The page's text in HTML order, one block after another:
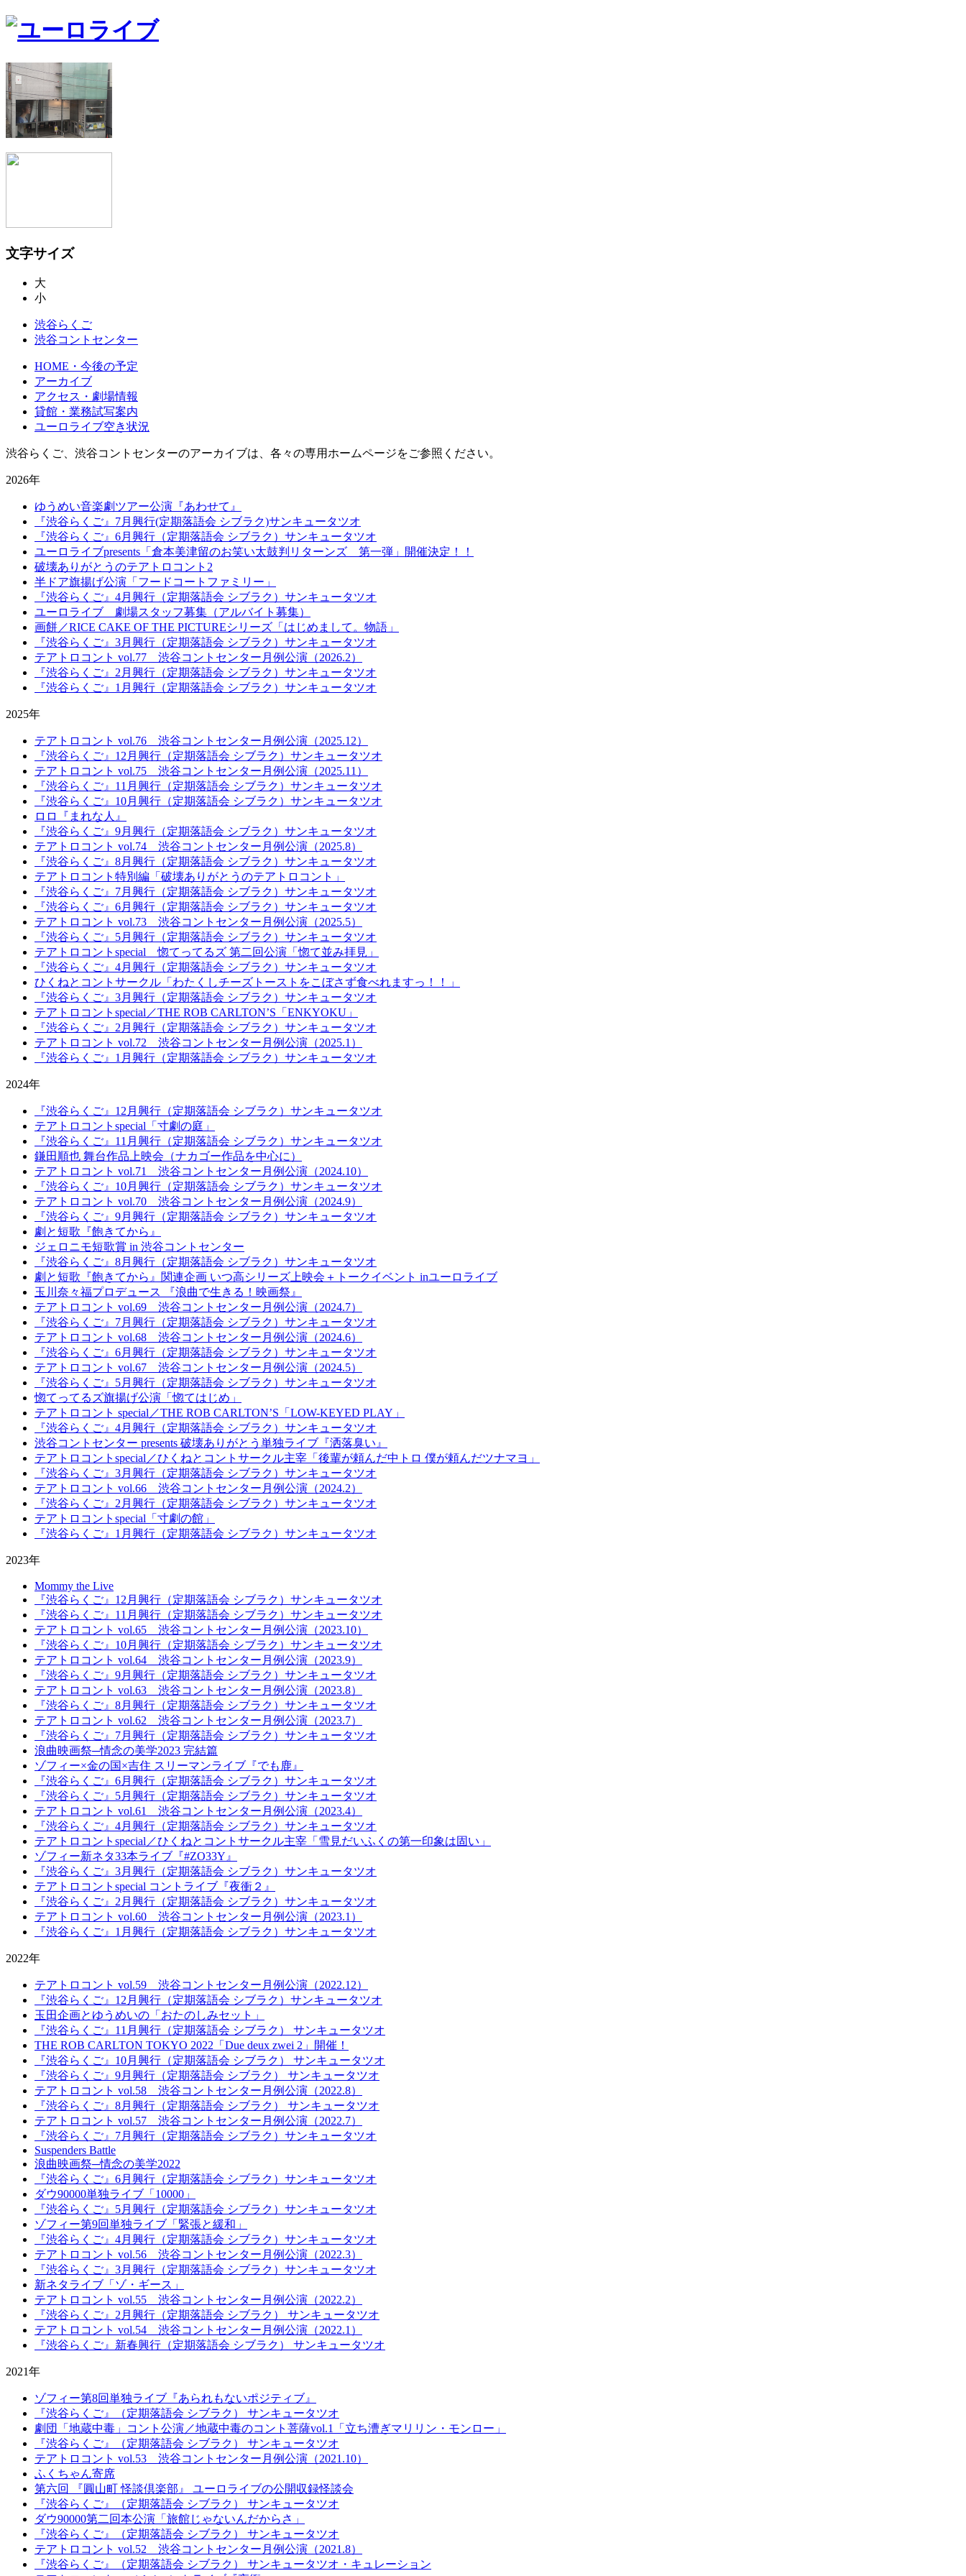
文字サイズ
大
小
渋谷らくご
渋谷コントセンター
HOME・今後の予定
アーカイブ
アクセス・劇場情報
貸館・業務試写案内
ユーロライブ空き状況
渋谷らくご、渋谷コントセンターのアーカイブは、各々の専用ホームページをご参照ください。
2026年
ゆうめい音楽劇ツアー公演『あわせて』
『渋谷らくご』7月興行(定期落語会 シブラク)サンキュータツオ
『渋谷らくご』6月興行（定期落語会 シブラク）サンキュータツオ
ユーロライブpresents「倉本美津留のお笑い太鼓判リターンズ 第一弾」開催決定！！
破壊ありがとうのテアトロコント2
半ドア旗揚げ公演「フードコートファミリー」
『渋谷らくご』4月興行（定期落語会 シブラク）サンキュータツオ
ユーロライブ 劇場スタッフ募集（アルバイト募集）
画餅／RICE CAKE OF THE PICTUREシリーズ「はじめまして。物語」
『渋谷らくご』3月興行（定期落語会 シブラク）サンキュータツオ
テアトロコント vol.77 渋谷コントセンター月例公演（2026.2）
『渋谷らくご』2月興行（定期落語会 シブラク）サンキュータツオ
『渋谷らくご』1月興行（定期落語会 シブラク）サンキュータツオ
2025年
テアトロコント vol.76 渋谷コントセンター月例公演（2025.12）
『渋谷らくご』12月興行（定期落語会 シブラク）サンキュータツオ
テアトロコント vol.75 渋谷コントセンター月例公演（2025.11）
『渋谷らくご』11月興行（定期落語会 シブラク）サンキュータツオ
『渋谷らくご』10月興行（定期落語会 シブラク）サンキュータツオ
ロロ『まれな人』
『渋谷らくご』9月興行（定期落語会 シブラク）サンキュータツオ
テアトロコント vol.74 渋谷コントセンター月例公演（2025.8）
『渋谷らくご』8月興行（定期落語会 シブラク）サンキュータツオ
テアトロコント特別編「破壊ありがとうのテアトロコント」
『渋谷らくご』7月興行（定期落語会 シブラク）サンキュータツオ
『渋谷らくご』6月興行（定期落語会 シブラク）サンキュータツオ
テアトロコント vol.73 渋谷コントセンター月例公演（2025.5）
『渋谷らくご』5月興行（定期落語会 シブラク）サンキュータツオ
テアトロコントspecial 惚てってるズ 第二回公演「惚て並み拝見」
『渋谷らくご』4月興行（定期落語会 シブラク）サンキュータツオ
ひくねとコントサークル「わたくしチーズトーストをこぼさず食べれますっ！！」
『渋谷らくご』3月興行（定期落語会 シブラク）サンキュータツオ
テアトロコントspecial／THE ROB CARLTON’S「ENKYOKU」
『渋谷らくご』2月興行（定期落語会 シブラク）サンキュータツオ
テアトロコント vol.72 渋谷コントセンター月例公演（2025.1）
『渋谷らくご』1月興行（定期落語会 シブラク）サンキュータツオ
2024年
『渋谷らくご』12月興行（定期落語会 シブラク）サンキュータツオ
テアトロコントspecial「寸劇の庭」
『渋谷らくご』11月興行（定期落語会 シブラク）サンキュータツオ
鎌田順也 舞台作品上映会（ナカゴー作品を中心に）
テアトロコント vol.71 渋谷コントセンター月例公演（2024.10）
『渋谷らくご』10月興行（定期落語会 シブラク）サンキュータツオ
テアトロコント vol.70 渋谷コントセンター月例公演（2024.9）
『渋谷らくご』9月興行（定期落語会 シブラク）サンキュータツオ
劇と短歌『飽きてから』
ジェロニモ短歌賞 in 渋谷コントセンター
『渋谷らくご』8月興行（定期落語会 シブラク）サンキュータツオ
劇と短歌『飽きてから』関連企画 いつ高シリーズ上映会＋トークイベント inユーロライブ
玉川奈々福プロデュース 『浪曲で生きる！映画祭』
テアトロコント vol.69 渋谷コントセンター月例公演（2024.7）
『渋谷らくご』7月興行（定期落語会 シブラク）サンキュータツオ
テアトロコント vol.68 渋谷コントセンター月例公演（2024.6）
『渋谷らくご』6月興行（定期落語会 シブラク）サンキュータツオ
テアトロコント vol.67 渋谷コントセンター月例公演（2024.5）
『渋谷らくご』5月興行（定期落語会 シブラク）サンキュータツオ
惚てってるズ旗揚げ公演「惚てはじめ」
テアトロコント special／THE ROB CARLTON’S「LOW-KEYED PLAY」
『渋谷らくご』4月興行（定期落語会 シブラク）サンキュータツオ
渋谷コントセンター presents 破壊ありがとう単独ライブ『洒落臭い』
テアトロコントspecial／ひくねとコントサークル主宰「後輩が頼んだ中トロ 僕が頼んだツナマヨ」
『渋谷らくご』3月興行（定期落語会 シブラク）サンキュータツオ
テアトロコント vol.66 渋谷コントセンター月例公演（2024.2）
『渋谷らくご』2月興行（定期落語会 シブラク）サンキュータツオ
テアトロコントspecial「寸劇の館」
『渋谷らくご』1月興行（定期落語会 シブラク）サンキュータツオ
2023年
Mommy the Live
『渋谷らくご』12月興行（定期落語会 シブラク）サンキュータツオ
『渋谷らくご』11月興行（定期落語会 シブラク）サンキュータツオ
テアトロコント vol.65 渋谷コントセンター月例公演（2023.10）
『渋谷らくご』10月興行（定期落語会 シブラク）サンキュータツオ
テアトロコント vol.64 渋谷コントセンター月例公演（2023.9）
『渋谷らくご』9月興行（定期落語会 シブラク）サンキュータツオ
テアトロコント vol.63 渋谷コントセンター月例公演（2023.8）
『渋谷らくご』8月興行（定期落語会 シブラク）サンキュータツオ
テアトロコント vol.62 渋谷コントセンター月例公演（2023.7）
『渋谷らくご』7月興行（定期落語会 シブラク）サンキュータツオ
浪曲映画祭─情念の美学2023 完結篇
ゾフィー×金の国×吉住 スリーマンライブ『でも鹿』
『渋谷らくご』6月興行（定期落語会 シブラク）サンキュータツオ
『渋谷らくご』5月興行（定期落語会 シブラク）サンキュータツオ
テアトロコント vol.61 渋谷コントセンター月例公演（2023.4）
『渋谷らくご』4月興行（定期落語会 シブラク）サンキュータツオ
テアトロコントspecial／ひくねとコントサークル主宰「雪見だいふくの第一印象は固い」
ゾフィー新ネタ33本ライブ『#ZO33Y』
『渋谷らくご』3月興行（定期落語会 シブラク）サンキュータツオ
テアトロコントspecial コントライブ『夜衝２』
『渋谷らくご』2月興行（定期落語会 シブラク）サンキュータツオ
テアトロコント vol.60 渋谷コントセンター月例公演（2023.1）
『渋谷らくご』1月興行（定期落語会 シブラク）サンキュータツオ
2022年
テアトロコント vol.59 渋谷コントセンター月例公演（2022.12）
『渋谷らくご』12月興行（定期落語会 シブラク）サンキュータツオ
玉田企画とゆうめいの「おたのしみセット」
『渋谷らくご』11月興行（定期落語会 シブラク） サンキュータツオ
THE ROB CARLTON TOKYO 2022「Due deux zwei 2」開催！
『渋谷らくご』10月興行（定期落語会 シブラク） サンキュータツオ
『渋谷らくご』9月興行（定期落語会 シブラク） サンキュータツオ
テアトロコント vol.58 渋谷コントセンター月例公演（2022.8）
『渋谷らくご』8月興行（定期落語会 シブラク） サンキュータツオ
テアトロコント vol.57 渋谷コントセンター月例公演（2022.7）
『渋谷らくご』7月興行（定期落語会 シブラク）サンキュータツオ
Suspenders Battle
浪曲映画祭─情念の美学2022
『渋谷らくご』6月興行（定期落語会 シブラク）サンキュータツオ
ダウ90000単独ライブ「10000」
『渋谷らくご』5月興行（定期落語会 シブラク）サンキュータツオ
ゾフィー第9回単独ライブ「緊張と緩和」
『渋谷らくご』4月興行（定期落語会 シブラク）サンキュータツオ
テアトロコント vol.56 渋谷コントセンター月例公演（2022.3）
『渋谷らくご』3月興行（定期落語会 シブラク）サンキュータツオ
新ネタライブ「ゾ・ギース」
テアトロコント vol.55 渋谷コントセンター月例公演（2022.2）
『渋谷らくご』2月興行（定期落語会 シブラク） サンキュータツオ
テアトロコント vol.54 渋谷コントセンター月例公演（2022.1）
『渋谷らくご』新春興行（定期落語会 シブラク） サンキュータツオ
2021年
ゾフィー第8回単独ライブ『あられもないポジティブ』
『渋谷らくご』（定期落語会 シブラク） サンキュータツオ
劇団「地蔵中毒」コント公演／地蔵中毒のコント菩薩vol.1「立ち漕ぎマリリン・モンロー」
『渋谷らくご』（定期落語会 シブラク） サンキュータツオ
テアトロコント vol.53 渋谷コントセンター月例公演（2021.10）
ふくちゃん寄席
第六回 『圓山町 怪談倶楽部』 ユーロライブの公開収録怪談会
『渋谷らくご』（定期落語会 シブラク） サンキュータツオ
ダウ90000第二回本公演「旅館じゃないんだからさ」
『渋谷らくご』（定期落語会 シブラク） サンキュータツオ
テアトロコント vol.52 渋谷コントセンター月例公演（2021.8）
『渋谷らくご』（定期落語会 シブラク） サンキュータツオ・キュレーション